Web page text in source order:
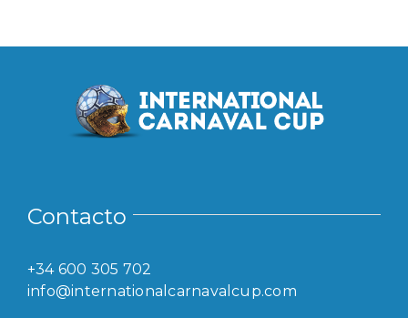
Contacto
+34 600 305 702
info@internationalcarnavalcup.com